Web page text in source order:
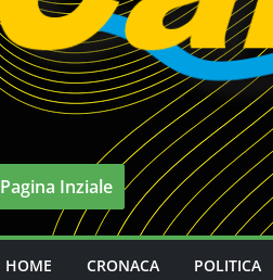
Pagina Inziale
HOME CRONACA POLITICA